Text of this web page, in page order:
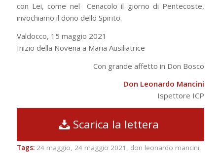
con Lei, come nel Cenacolo il giorno di Pentecoste,
invochiamo il dono dello Spirito.
Valdocco, 15 maggio 2021
Inizio della Novena a Maria Ausiliatrice
Con grande affetto in Don Bosco
Don Leonardo Mancini
Ispettore ICP
Scarica la lettera
Tags: 24 maggio, 24 maggio 2021 , don leonardo mancini,